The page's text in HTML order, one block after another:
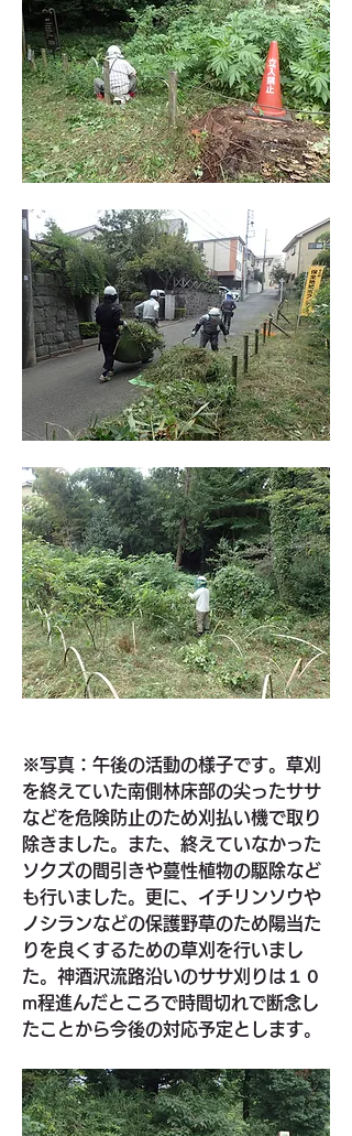
※写真：午後の活動の様子です。草刈
を終えていた南側林床部の尖ったササ
などを危険防止のため刈払い機で取り
除きました。また、終えていなかった
ソクズの間引きや蔓性植物の駆除など
も行いました。更に、イチリンソウや
ノシランなどの保護野草のため陽当た
りを良くするための草刈を行いまし
た。神酒沢流路沿いのササ刈りは１０
m程進んだところで時間切れで断念し
たことから今後の対応予定とします。